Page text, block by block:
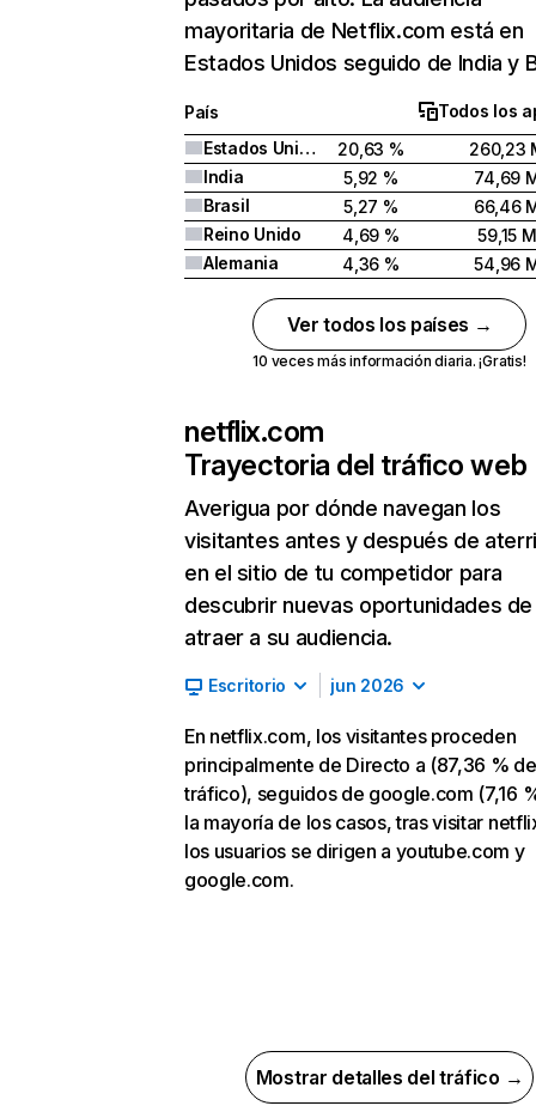
mayoritaria de Netflix.com está en
Estados Unidos seguido de India y
País
Todos los
Estados Unidos
20,63 %
260,23
India
5,92 %
74,69
Brasil
5,27 %
66,46
Reino Unido
4,69 %
59,15 M
Alemania
4,36 % 54,96
Ver todos los países →
10 veces más información diaria. ¡Gratis!
netflix.com
Trayectoria del tráfico web
Averigua por dónde navegan los
visitantes antes y después de
en el sitio de tu competidor para
descubrir nuevas oportunidades de
atraer a su audiencia.
Escritorio jun 2026
En netflix.com, los visitantes proceden
principalmente de Directo a (87,36 % de
tráfico), seguidos de google.com (7,16
la mayoría de los casos, tras visitar
los usuarios se dirigen a youtube.com y
google.com.
Mostrar detalles del tráfico →